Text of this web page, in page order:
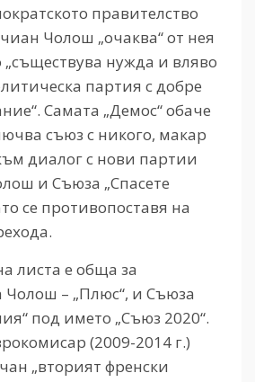
правителство
Чолош „очаква“ от нея
нужда и вляво
партия с добре
Самата „Демос“ обаче
съюз с никого, макар
диалог с нови партии
и Съюза „Спасете
се противопоставя на
листа е обща за
– „Плюс“, и Съюза
под името „Съюз 2020“.
(2009-2014 г.)
„вторият френски